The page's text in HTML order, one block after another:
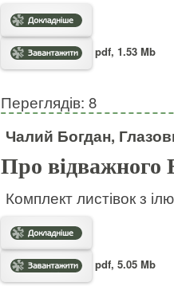
pdf, 1.53 Mb
Переглядів: 8
Чалий Богдан,
Про відважного
Комплект листівок з
pdf, 5.05 Mb